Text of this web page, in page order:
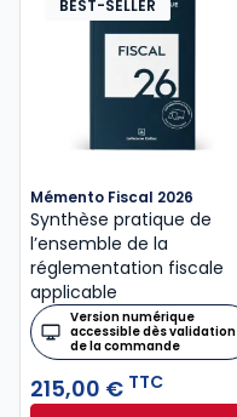
BEST-SELLER
Mémento Fiscal 2026
Synthèse pratique de
l’ensemble de la
réglementation fiscale
applicable
Version numérique
accessible dès validation
de la commande
215,00 € TTC